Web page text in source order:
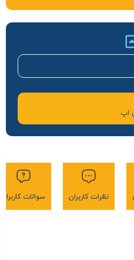
اپ
نظرات کاربران سوالات کاربران